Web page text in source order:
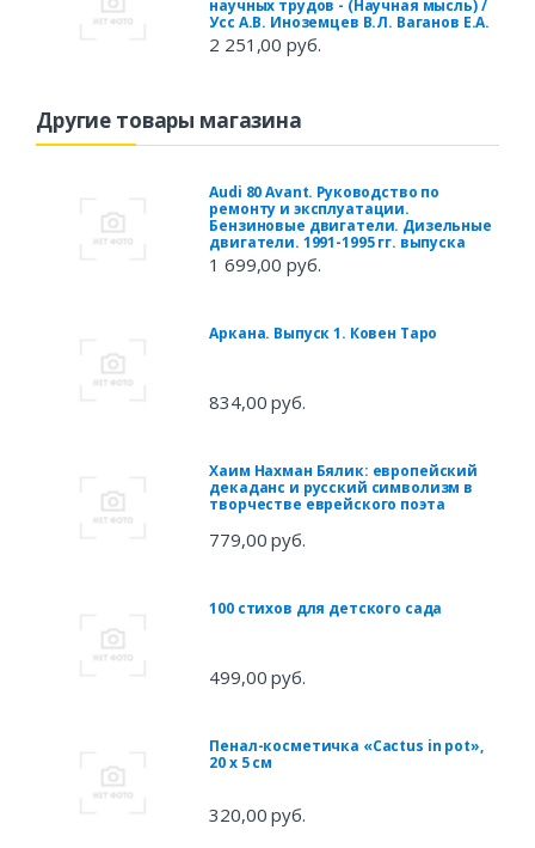
научных трудов - (Научная мысль) /
Усс А.В. Иноземцев В.Л. Ваганов Е.А.
2 251,00 руб.
Другие товары магазина
Audi 80 Avant. Руководство по
ремонту и эксплуатации.
Бензиновые двигатели. Дизельные
двигатели. 1991-1995 гг. выпуска
1 699,00 руб.
Аркана. Выпуск 1. Ковен Таро
834,00 руб.
Хаим Нахман Бялик: европейский
декаданс и русский символизм в
творчестве еврейского поэта
779,00 руб.
100 стихов для детского сада
499,00 руб.
Пенал-косметичка «Cactus in pot»,
20 х 5 см
320,00 руб.